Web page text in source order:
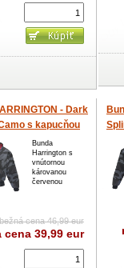
- Dark
s kapucňou
Bunda
Harrington s
vnútornou
károvanou
červenou
bežná cena 46,99 eur
cena 39,99 eur